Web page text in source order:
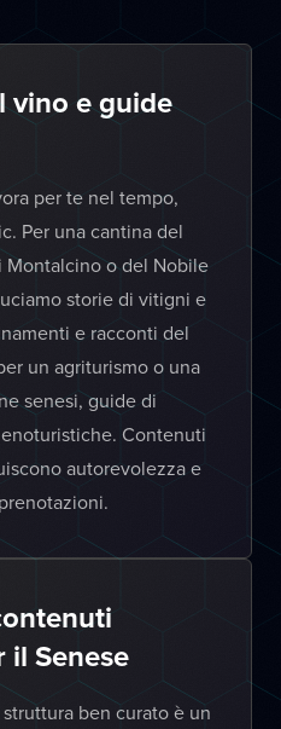
vino e guide
per te nel tempo,
Per una cantina del
o del Nobile
storie di vitigni e
e racconti del
un agriturismo o una
senesi, guide di
Contenuti
autorevolezza e
Senese
ben curato è un